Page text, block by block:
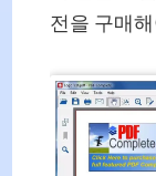
전을 구매